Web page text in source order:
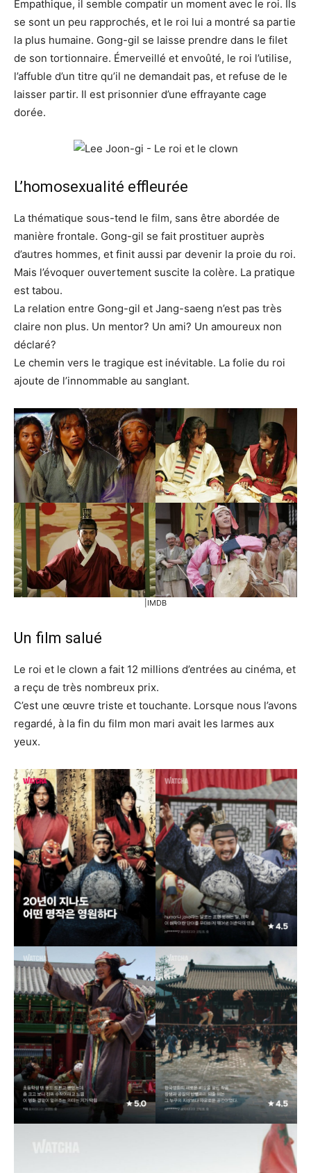
Empathique, il semble compatir un moment avec le roi. Ils
se sont un peu rapprochés, et le roi lui a montré sa partie
la plus humaine. Gong-gil se laisse prendre dans le filet
de son tortionnaire. Émerveillé et envoûté, le roi l’utilise,
l’affuble d’un titre qu’il ne demandait pas, et refuse de le
laisser partir. Il est prisonnier d’une effrayante cage
dorée.
L’homosexualité effleurée
La thématique sous-tend le film, sans être abordée de
manière frontale. Gong-gil se fait prostituer auprès
d’autres hommes, et finit aussi par devenir la proie du roi.
Mais l’évoquer ouvertement suscite la colère. La pratique
est tabou.
La relation entre Gong-gil et Jang-saeng n’est pas très
claire non plus. Un mentor? Un ami? Un amoureux non
déclaré?
Le chemin vers le tragique est inévitable. La folie du roi
ajoute de l’innommable au sanglant.
|IMDB
Un film salué
Le roi et le clown a fait 12 millions d’entrées au cinéma, et
a reçu de très nombreux prix.
C’est une œuvre triste et touchante. Lorsque nous l’avons
regardé, à la fin du film mon mari avait les larmes aux
yeux.